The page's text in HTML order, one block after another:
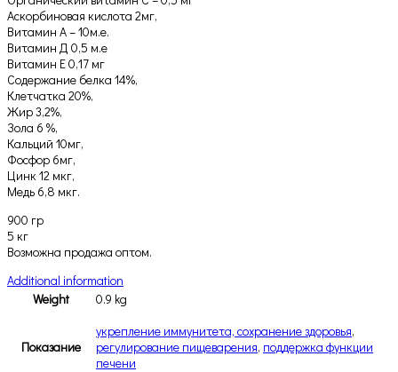
Аскорбиновая кислота 2мг,
Витамин А – 10м.е.
Витамин Д 0,5 м.е
Витамин Е 0,17 мг
Содержание белка 14%,
Клетчатка 20%,
Жир 3,2%,
Зола 6 %,
Кальций 10мг,
Фосфор 6мг,
Цинк 12 мкг,
Медь 6,8 мкг.
900 гр
5 кг
Возможна продажа оптом.
Additional information
Weight
0.9 kg
Показание
укрепление иммунитета, сохранение здоровья,
регулирование пищеварения, поддержка функции
печени